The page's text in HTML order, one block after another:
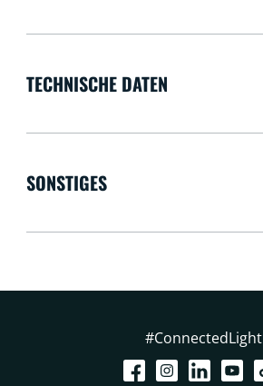
TECHNISCHE DATEN
SONSTIGES
#ConnectedLight